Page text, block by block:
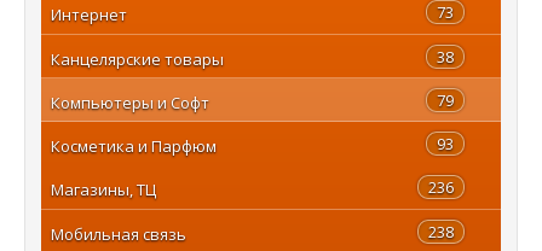
73
Интернет
38
Канцелярские товары
79
Компьютеры и Софт
93
Косметика и Парфюм
236
Магазины, ТЦ
238
Мобильная связь